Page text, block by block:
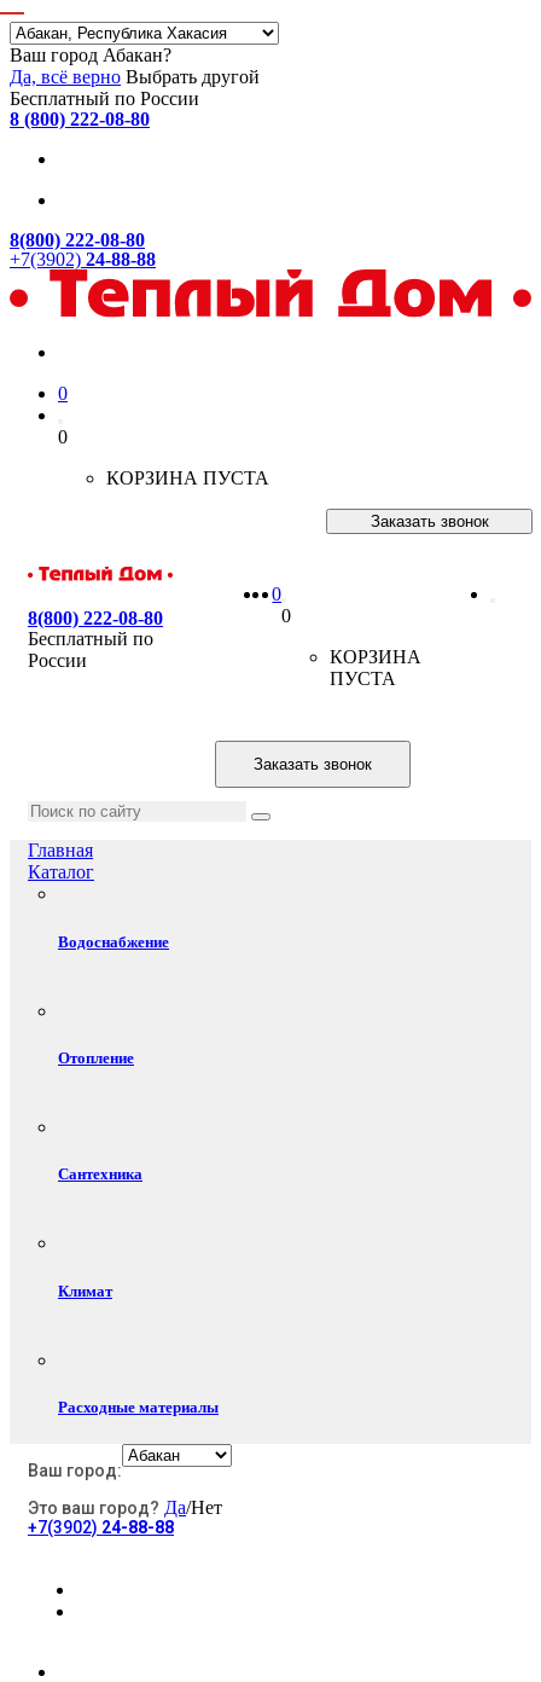
Ваш город Абакан?
Да, всё верно Выбрать другой
Бесплатный по России
8 (800) 222-08-80
8(800) 222-08-80
+7(3902) 24-88-88
0
0
КОРЗИНА ПУСТА
Заказать звонок
8(800) 222-08-80
Бесплатный по
России
0
0
КОРЗИНА
ПУСТА
Заказать звонок
Главная
Каталог
Водоснабжение
Отопление
Сантехника
Климат
Расходные материалы
Электротовары
Ваш город:
Это ваш город? Да/Нет
+7(3902) 24-88-88